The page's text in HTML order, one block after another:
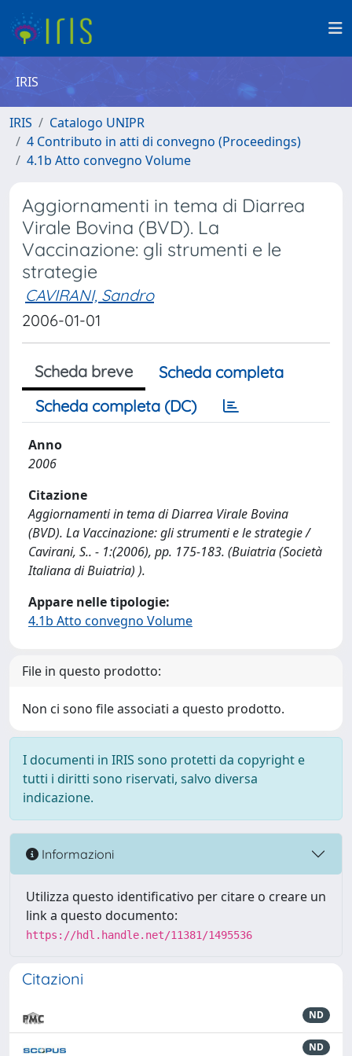
IRIS
IRIS
Catalogo UNIPR
4 Contributo in atti di convegno (Proceedings)
4.1b Atto convegno Volume
Aggiornamenti in tema di Diarrea
Virale Bovina (BVD). La
Vaccinazione: gli strumenti e le
strategie
CAVIRANI, Sandro
2006-01-01
Scheda breve
Scheda completa
Scheda completa (DC)
Anno
2006
Citazione
Aggiornamenti in tema di Diarrea Virale Bovina
(BVD). La Vaccinazione: gli strumenti e le strategie /
Cavirani, S.. - 1:(2006), pp. 175-183. (Buiatria (Società
Italiana di Buiatria) ).
Appare nelle tipologie:
4.1b Atto convegno Volume
File in questo prodotto:
Non ci sono file associati a questo prodotto.
I documenti in IRIS sono protetti da copyright e
tutti i diritti sono riservati, salvo diversa
indicazione.
Informazioni
Utilizza questo identificativo per citare o creare un
link a questo documento:
https://hdl.handle.net/11381/1495536
Citazioni
ND
ND